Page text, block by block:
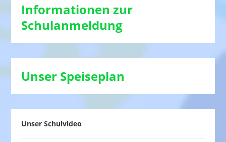
Informationen zur
Schulanmeldung
Unser Speiseplan
Unser Schulvideo